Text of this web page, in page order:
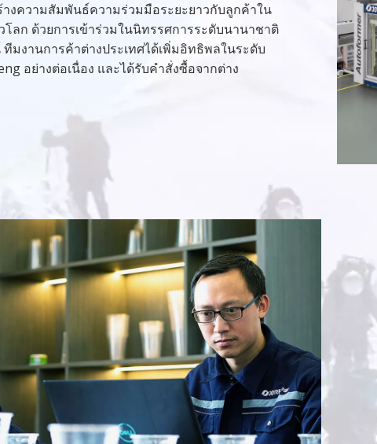
างความสัมพันธ์ความร่วมมือระยะยาวกับลูกค้าใน
ลก ด้วยการเข้าร่วมในนิทรรศการระดับนานาชาติ
มงานการค้าต่างประเทศได้เพิ่มอิทธิพลในระดับ
อย่างต่อเนื่อง และได้รับคำสั่งซื้อจากต่าง